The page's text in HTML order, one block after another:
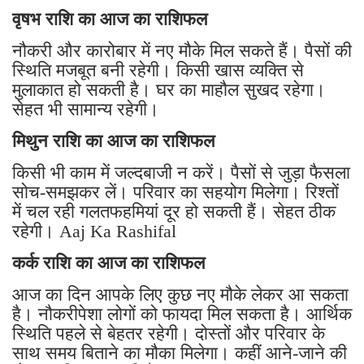
वृषभ राशि का आज का राशिफल
नौकरी और कारोबार में नए मौके मिल सकते हैं। पैसों की
स्थिति मजबूत बनी रहेगी। किसी खास व्यक्ति से
मुलाकात हो सकती है। घर का माहौल सुखद रहेगा।
सेहत भी सामान्य रहेगी।
मिथुन राशि का आज का राशिफल
किसी भी काम में जल्दबाजी न करें। पैसों से जुड़ा फैसला
सोच-समझकर लें। परिवार का सहयोग मिलेगा। रिश्तों
में चल रही गलतफहमियां दूर हो सकती हैं। सेहत ठीक
रहेगी। Aaj Ka Rashifal
कर्क राशि का आज का राशिफल
आज का दिन आपके लिए कुछ नए मौके लेकर आ सकता
है। नौकरीपेशा लोगों को फायदा मिल सकता है। आर्थिक
स्थिति पहले से बेहतर रहेगी। दोस्तों और परिवार के
साथ समय बिताने का मौका मिलेगा। कहीं आने-जाने की